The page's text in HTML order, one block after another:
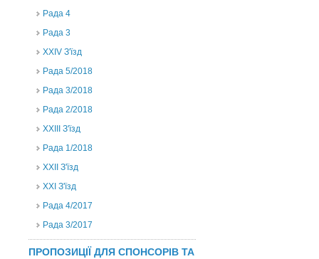
Рада 4
Рада 3
ХХIV З'їзд
Рада 5/2018
Рада 3/2018
Рада 2/2018
XXIII З'їзд
Рада 1/2018
ХХІІ З'їзд
XXI З'їзд
Рада 4/2017
Рада 3/2017
ПРОПОЗИЦІЇ ДЛЯ СПОНСОРІВ ТА